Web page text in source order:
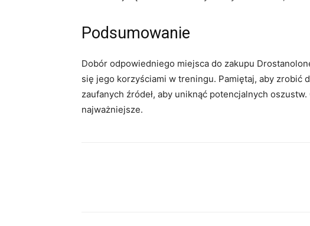
Podsumowanie
Dobór odpowiedniego miejsca do zakupu
się jego korzyściami w treningu. Pamiętaj, aby zrobić
zaufanych źródeł, aby uniknąć potencjalnych
najważniejsze.